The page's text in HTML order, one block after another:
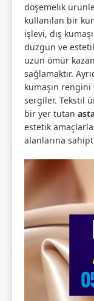
döşemelik
kullanılan bir
işlevi, dış
düzgün ve
uzun ömür
sağlamaktır.
kumaşın
sergiler. Tekstil
bir yer tutan
estetik
alanlarına